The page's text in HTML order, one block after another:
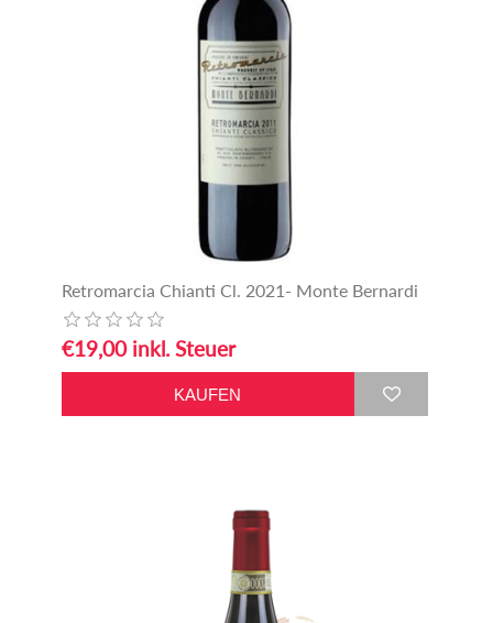
Retromarcia Chianti Cl. 2021- Monte Bernardi
€19,00 inkl. Steuer